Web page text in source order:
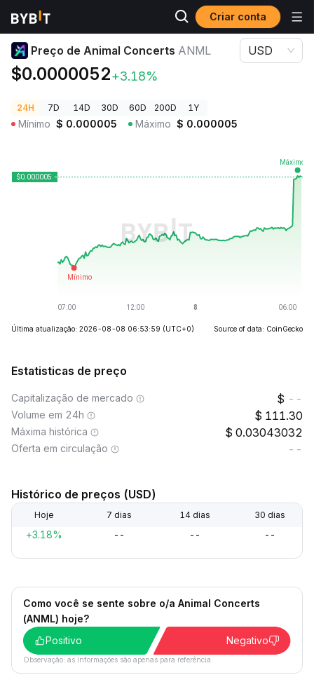
Criar conta
Preços de Criptomoedas Preço de Animal Concerts ANML
Preço de Animal Concerts ANML
$0.0000052+3.18%
USD
24H 7D 14D 30D 60D 200D 1Y
Mínimo $ 0.000005 Máximo $ 0.000005
Última atualização: 2026-08-08 06:53:59 (UTC+0) Source of data: CoinGecko
Estatisticas de preço
Capitalização de mercado --
Volume em 24h 111.30
Máxima histórica 0.03043032
Oferta em circulação --
Histórico de preços (USD)
Hoje 7 dias 14 dias 30 dias
+3.18% -- -- --
Como você se sente sobre o/a Animal Concerts
(ANML) hoje?
Positivo
Negativo
Observação: as informações são apenas para referência.